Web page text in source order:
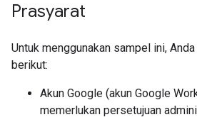
Prasyarat
Untuk menggunakan sampel ini,
berikut:
Akun Google (akun Google
memerlukan persetujuan